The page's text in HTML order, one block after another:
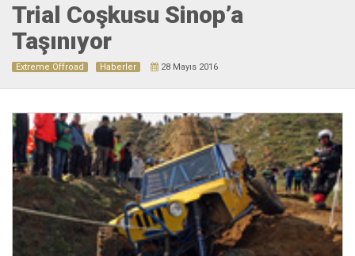
Trial Coşkusu Sinop’a
Taşınıyor
Extreme Offroad Haberler 28 Mayıs 2016